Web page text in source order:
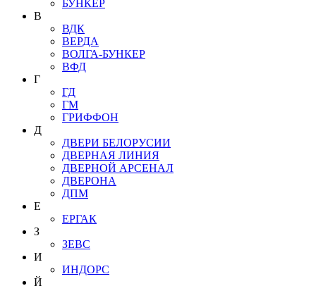
БУНКЕР
В
ВДК
ВЕРДА
ВОЛГА-БУНКЕР
ВФД
Г
ГД
ГМ
ГРИФФОН
Д
ДВЕРИ БЕЛОРУСИИ
ДВЕРНАЯ ЛИНИЯ
ДВЕРНОЙ АРСЕНАЛ
ДВЕРОНА
ДПМ
Е
ЕРГАК
З
ЗЕВС
И
ИНДОРС
Й